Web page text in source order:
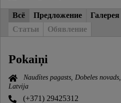
Всё Предложение Галерея
Статьи
Обявление
Pokaiņi
Naudītes pagasts, Dobeles novads,
Latvija
(+371) 29425312